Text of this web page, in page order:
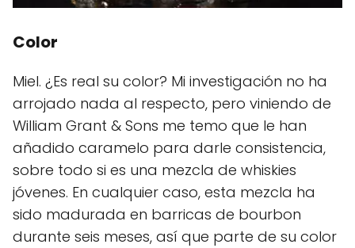
Color
Miel. ¿Es real su color? Mi investigación no ha
arrojado nada al respecto, pero viniendo de
William Grant & Sons me temo que le han
añadido caramelo para darle consistencia,
sobre todo si es una mezcla de whiskies
jóvenes. En cualquier caso, esta mezcla ha
sido madurada en barricas de bourbon
durante seis meses, así que parte de su color